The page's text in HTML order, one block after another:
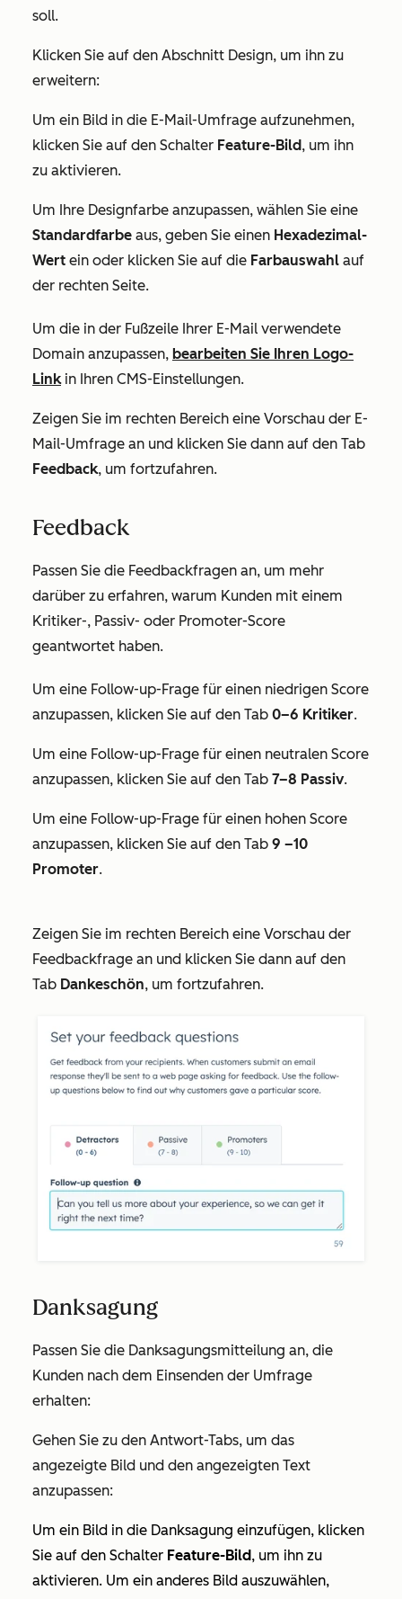
soll.
Klicken Sie auf den Abschnitt Design, um ihn zu
erweitern:
Um ein Bild in die E-Mail-Umfrage aufzunehmen,
klicken Sie auf den Schalter Feature-Bild, um ihn
zu aktivieren.
Um Ihre Designfarbe anzupassen, wählen Sie eine
Standardfarbe aus, geben Sie einen Hexadezimal-
Wert ein oder klicken Sie auf die Farbauswahl auf
der rechten Seite.
Um die in der Fußzeile Ihrer E-Mail verwendete
Domain anzupassen, bearbeiten Sie Ihren Logo-
Linkin Ihren CMS-Einstellungen.
Zeigen Sie im rechten Bereich eine Vorschau der E-
Mail-Umfrage an und klicken Sie dann auf den Tab
Feedback, um fortzufahren.
Feedback
Passen Sie die Feedbackfragen an, um mehr
darüber zu erfahren, warum Kunden mit einem
Kritiker-, Passiv- oder Promoter-Score
geantwortet haben.
Um eine Follow-up-Frage für einen niedrigen Score
anzupassen, klicken Sie auf den Tab 0–6 Kritiker.
Um eine Follow-up-Frage für einen neutralen Score
anzupassen, klicken Sie auf den Tab 7–8 Passiv.
Um eine Follow-up-Frage für einen hohen Score
anzupassen, klicken Sie auf den Tab 9 –10
Promoter.
Zeigen Sie im rechten Bereich eine Vorschau der
Feedbackfrage an und klicken Sie dann auf den
Tab Dankeschön, um fortzufahren.
Danksagung
Passen Sie die Danksagungsmitteilung an, die
Kunden nach dem Einsenden der Umfrage
erhalten:
Gehen Sie zu den Antwort-Tabs, um das
angezeigte Bild und den angezeigten Text
anzupassen:
Um ein Bild in die Danksagung einzufügen, klicken
Sie auf den Schalter Feature-Bild, um ihn zu
aktivieren. Um ein anderes Bild auszuwählen,